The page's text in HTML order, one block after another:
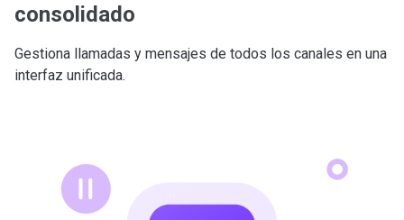
consolidado
Gestiona llamadas y mensajes de todos los canales en una
interfaz unificada.